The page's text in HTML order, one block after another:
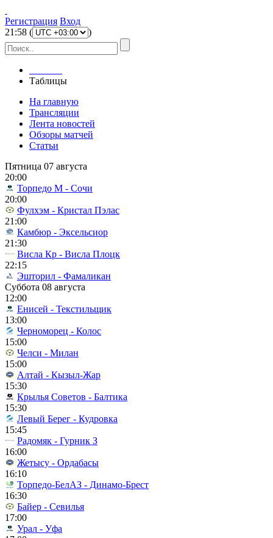
Регистрация Вход
21 :58 ( )
Таблицы
На главную
Трансляции
Лента новостей
Обзоры матчей
Статьи
Пятница 07 августа
20:00
Торпедо М - Сочи
20:00
Фулхэм - Кристал Пэлас
21:00
Камбюр - Эксельсиор
21:30
Висла Кр - Висла Плоцк
22:15
Эшторил - Фамаликан
Суббота 08 августа
12:00
Енисей - Текстильщик
13:00
Черноморец - Колос
15:00
Челси - Милан
15:00
Алтай - Кызыл-Жар
15:30
Крылья Советов - Балтика
15:30
Левый Берег - Кудровка
15:45
Радомяк - Гурник З
16:00
Жетысу - Ордабасы
16:10
Торпедо-БелАЗ - Динамо-Брест
16:30
Байер - Севилья
17:00
Урал - Уфа